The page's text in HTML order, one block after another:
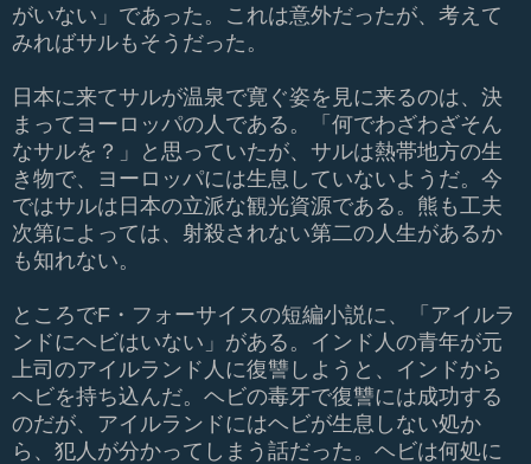
がいない」であった。これは意外だったが、考えて
みればサルもそうだった。
日本に来てサルが温泉で寛ぐ姿を見に来るのは、決
まってヨーロッパの人である。「何でわざわざそん
なサルを？」と思っていたが、サルは熱帯地方の生
き物で、ヨーロッパには生息していないようだ。今
ではサルは日本の立派な観光資源である。熊も工夫
次第によっては、射殺されない第二の人生があるか
も知れない。
ところでF・フォーサイスの短編小説に、「アイルラ
ンドにヘビはいない」がある。インド人の青年が元
上司のアイルランド人に復讐しようと、インドから
ヘビを持ち込んだ。ヘビの毒牙で復讐には成功する
のだが、アイルランドにはヘビが生息しない処か
ら、犯人が分かってしまう話だった。 ヘビは何処に